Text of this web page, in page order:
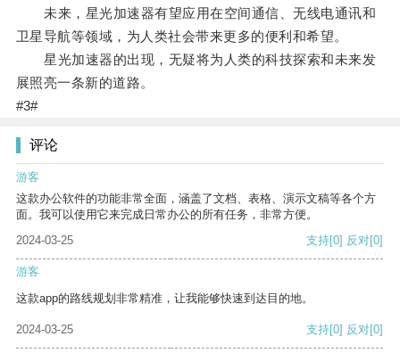
未来，星光加速器有望应用在空间通信、无线电通讯和
卫星导航等领域，为人类社会带来更多的便利和希望。
星光加速器的出现，无疑将为人类的科技探索和未来发
展照亮一条新的道路。
#3#
评论
游客
这款办公软件的功能非常全面，涵盖了文档、表格、演示文稿等各个方
面。我可以使用它来完成日常办公的所有任务，非常方便。
2024-03-25
支持[0] 反对[0]
游客
这款app的路线规划非常精准，让我能够快速到达目的地。
2024-03-25 支持[0] 反对[0]